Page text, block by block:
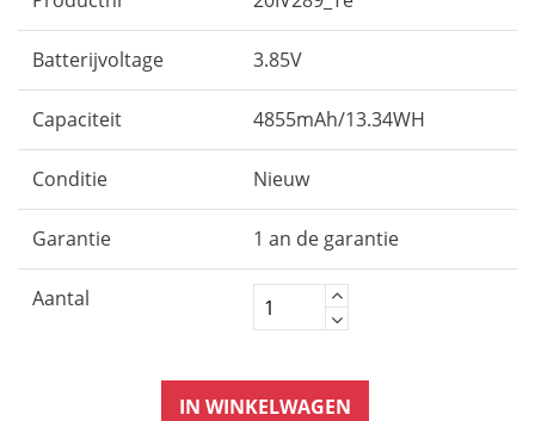
Batterijvoltage 3.85V
Capaciteit 4855mAh/13.34WH
Conditie Nieuw
Garantie 1 an de garantie
Aantal
IN WINKELWAGEN